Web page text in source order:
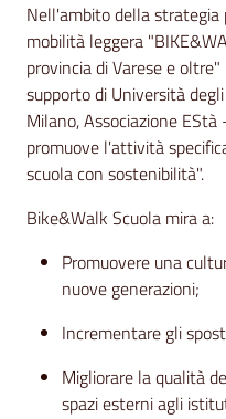
Nell'ambito della strategia
mobilità leggera
provincia di Varese e
supporto di Università
Milano, Associazione
promuove l'attività
scuola con sostenibilità".
Bike&Walk Scuola mira a:
Promuovere una
nuove generazioni;
Incrementare gli
Migliorare la qualità
spazi esterni agli